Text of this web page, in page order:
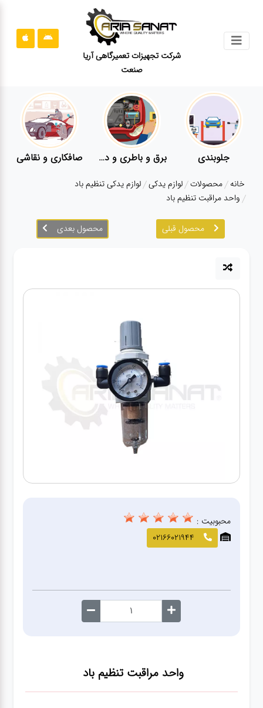
شرکت تجهیزات تعمیرگاهی آریا
صنعت
قوانین
سایت
ارتباط
درباره
ما
آپاراتی
دیاگ
صافکاری
و نقاشی
کارواش
فنی
جلوبندی برق و باطری و دیاگ صافکاری و نقاشی
خانه محصولات لوازم یدکی لوازم یدکی تنظیم باد
واحد مراقبت تنظیم باد
محصول قبلی محصول بعدی
واحد مراقبت تنظیم باد
محبوبیت :
02166021944